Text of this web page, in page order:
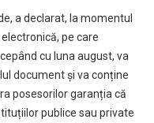
a declarat, la momentul
pe care
cu luna august, va
document și va conține
posesorilor garanția că
publice sau private